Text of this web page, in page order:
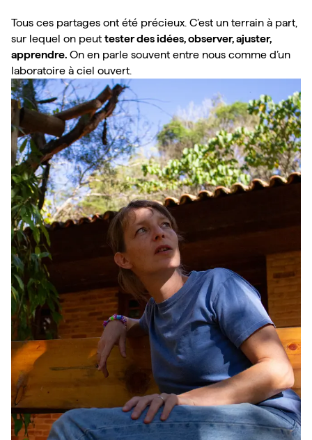
Tous ces partages ont été précieux. C’est un terrain à part,
sur lequel on peut tester des idées, observer, ajuster,
apprendre. On en parle souvent entre nous comme d’un